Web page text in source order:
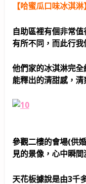
【哈蜜瓜口味冰淇淋】
自助區裡有個非常
有所不同，而此行
他們家的冰淇淋完
能釋出的清甜感，
參觀二樓的會場(供
見的景像，心中瞬間
天花板據說是由3千